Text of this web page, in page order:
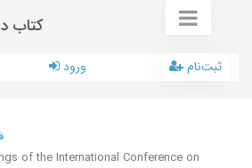
کتاب
ورود ثبت‌نام
of the International Conference on